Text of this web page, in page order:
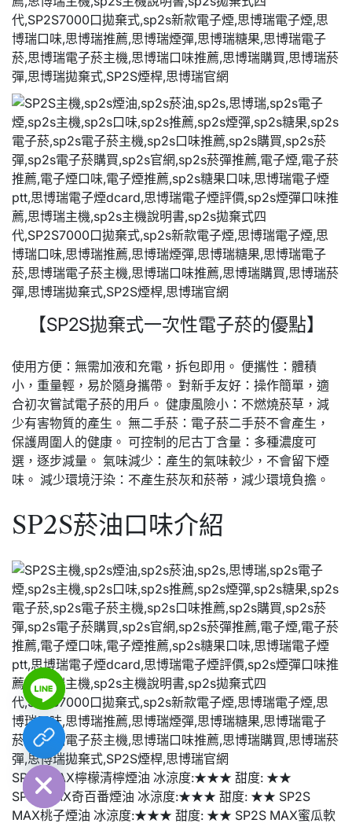
【SP2S拋棄式一次性電子菸的優點】
使用方便：無需加液和充電，拆包即用。 便攜性：體積
小，重量輕，易於隨身攜帶。 對新手友好：操作簡單，適
合初次嘗試電子菸的用戶。 健康風險小：不燃燒菸草，減
少有害物質的產生。 無二手菸：電子菸二手菸不會產生，
保護周圍人的健康。 可控制的尼古丁含量：多種濃度可
選，逐步減量。 氣味減少：產生的氣味較少，不會留下煙
味。 減少環境汙染：不產生菸灰和菸蒂，減少環境負擔。
SP2S菸油口味介紹
SP2S MAX檸檬清檸煙油 冰涼度:★★★ 甜度: ★★
SP2SMAX奇百番煙油 冰涼度:★★★ 甜度: ★★ SP2S
MAX桃子煙油 冰涼度:★★★ 甜度: ★★ SP2S MAX蜜瓜軟
Hide
chaty